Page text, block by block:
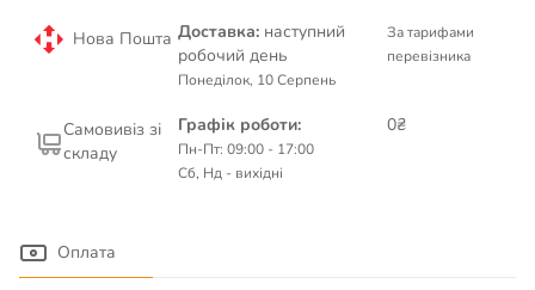
Нова Пошта Доставка: наступний
робочий день
Понеділок, 10 Серпень
За тарифами
перевізника
Самовивіз зі
складу
Графік роботи:
Пн-Пт: 09:00 - 17:00
Сб, Нд - вихідні
0₴
Оплата